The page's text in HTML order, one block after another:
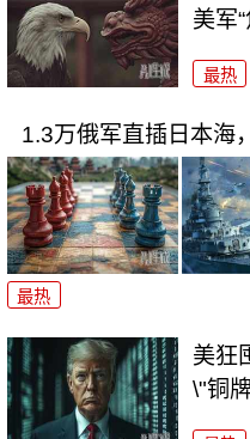
美军“
最热
1.3万俄军直插日本海
最热
美狂
\"铜